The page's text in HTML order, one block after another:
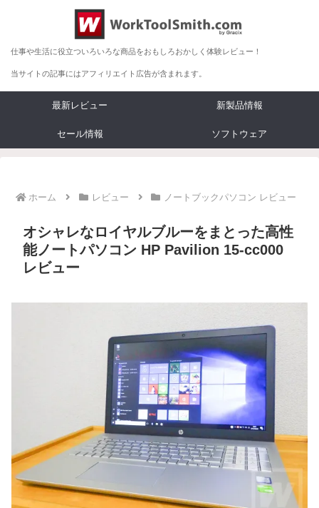
仕事や生活に役立ついろいろな商品をおもしろおかしく体験レビュー！
当サイトの記事にはアフィリエイト広告が含まれます。
最新レビュー 新製品情報
セール情報 ソフトウェア
ホーム レビュー ノートブックパソコン レビュー
オシャレなロイヤルブルーをまとった高性
能ノートパソコン HP Pavilion 15-cc000
レビュー